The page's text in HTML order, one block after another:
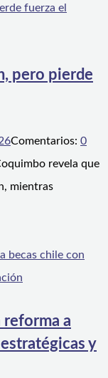
pero pierde
Comentarios: 0
revela que
mientras
reforma a
y